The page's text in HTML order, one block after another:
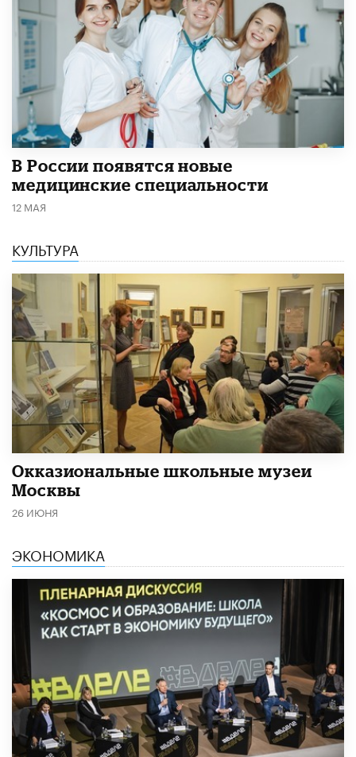
В России появятся новые
медицинские специальности
12 МАЯ
КУЛЬТУРА
​Окказиональные школьные музеи
Москвы
26 ИЮНЯ
ЭКОНОМИКА